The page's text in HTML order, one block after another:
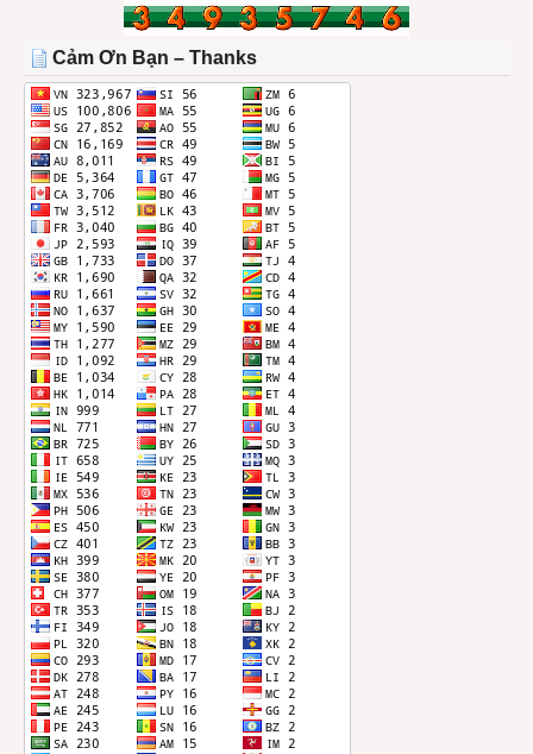
THÁNG
Cảm Ơn Bạn – Thanks